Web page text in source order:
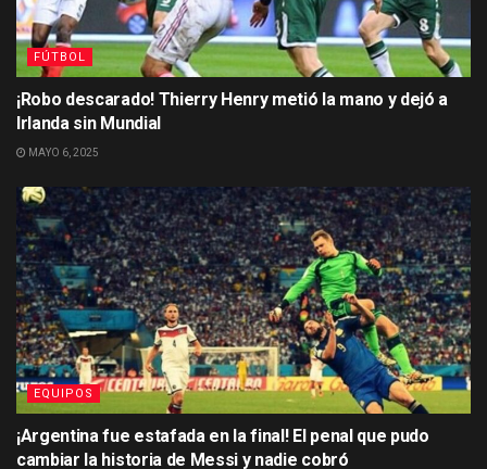
FÚTBOL
¡Robo descarado! Thierry Henry metió la mano y dejó a
Irlanda sin Mundial
MAYO 6, 2025
EQUIPOS
¡Argentina fue estafada en la final! El penal que pudo
cambiar la historia de Messi y nadie cobró